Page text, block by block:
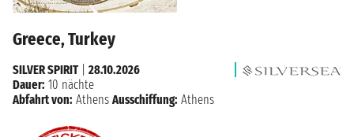
Greece, Turkey
SILVER SPIRIT| 28.10.2026
Dauer: 10 nächte
Abfahrt von: Athens Ausschiffung: Athens